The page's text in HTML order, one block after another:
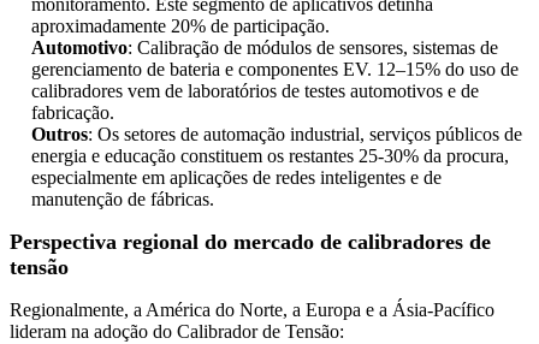
monitoramento. Este segmento de aplicativos detinha
aproximadamente 20% de participação.
Automotivo: Calibração de módulos de sensores, sistemas de
gerenciamento de bateria e componentes EV. 12–15% do uso de
calibradores vem de laboratórios de testes automotivos e de
fabricação.
Outros: Os setores de automação industrial, serviços públicos de
energia e educação constituem os restantes 25-30% da procura,
especialmente em aplicações de redes inteligentes e de
manutenção de fábricas.
Perspectiva regional do mercado de calibradores de
tensão
Regionalmente, a América do Norte, a Europa e a Ásia-Pacífico
lideram na adoção do Calibrador de Tensão: